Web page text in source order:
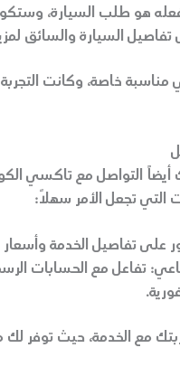
هو طلب السيارة،
السيارة والسائق
خاصة، وكانت
أيضاً التواصل مع تاكسي
التي تجعل الأمر سهلاً:
على تفاصيل الخدمة وأسعار
تفاعل مع الحسابات
مع الخدمة، حيث